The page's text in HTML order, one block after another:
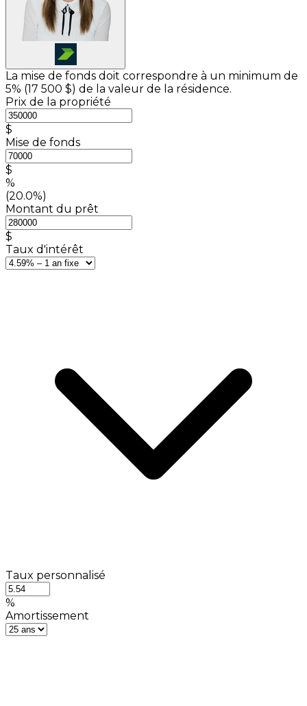
La mise de fonds doit correspondre à un minimum de
5% (17 500 $) de la valeur de la résidence.
Prix de la propriété
$
Mise de fonds
$
%
(20.0%)
Montant du prêt
$
Taux d'intérêt
Taux personnalisé
%
Amortissement